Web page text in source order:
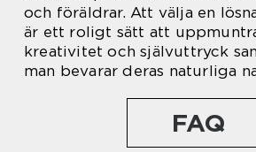
och föräldrar. Att välja en
är ett roligt sätt att
kreativitet och självuttryck
man bevarar deras naturliga
FAQ